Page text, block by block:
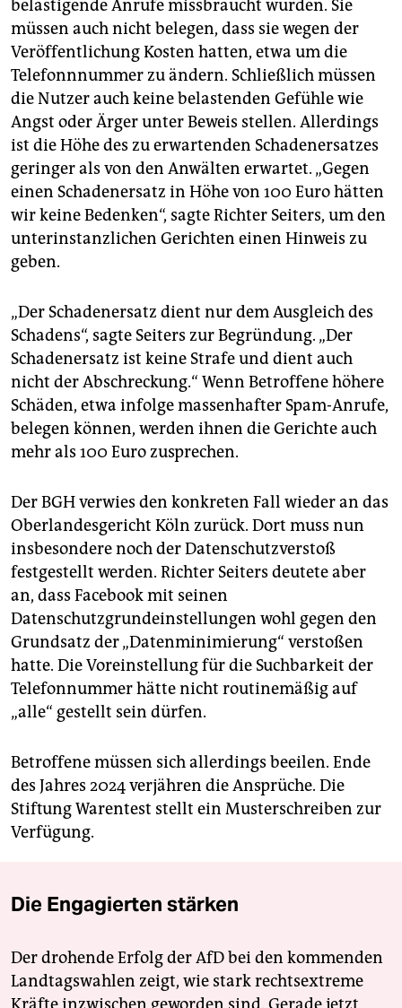
belästigende Anrufe missbraucht wurden. Sie
müssen auch nicht belegen, dass sie wegen der
Veröffentlichung Kosten hatten, etwa um die
Telefonnnummer zu ändern. Schließlich müssen
die Nutzer auch keine belastenden Gefühle wie
Angst oder Ärger unter Beweis stellen. Allerdings
ist die Höhe des zu erwartenden Schadenersatzes
geringer als von den Anwälten erwartet. „Gegen
einen Schadenersatz in Höhe von 100 Euro hätten
wir keine Bedenken“, sagte Richter Seiters, um den
unterinstanzlichen Gerichten einen Hinweis zu
geben.
„Der Schadenersatz dient nur dem Ausgleich des
Schadens“, sagte Seiters zur Begründung. „Der
Schadenersatz ist keine Strafe und dient auch
nicht der Abschreckung.“ Wenn Betroffene höhere
Schäden, etwa infolge massenhafter Spam-Anrufe,
belegen können, werden ihnen die Gerichte auch
mehr als 100 Euro zusprechen.
Der BGH verwies den konkreten Fall wieder an das
Oberlandesgericht Köln zurück. Dort muss nun
insbesondere noch der Datenschutzverstoß
festgestellt werden. Richter Seiters deutete aber
an, dass Facebook mit seinen
Datenschutzgrundeinstellungen wohl gegen den
Grundsatz der „Datenminimierung“ verstoßen
hatte. Die Voreinstellung für die Suchbarkeit der
Telefonnummer hätte nicht routinemäßig auf
„alle“ gestellt sein dürfen.
Betroffene müssen sich allerdings beeilen. Ende
des Jahres 2024 verjähren die Ansprüche. Die
Stiftung Warentest stellt ein Musterschreiben zur
Verfügung.
Die Engagierten stärken
Der drohende Erfolg der AfD bei den kommenden
Landtagswahlen zeigt, wie stark rechtsextreme